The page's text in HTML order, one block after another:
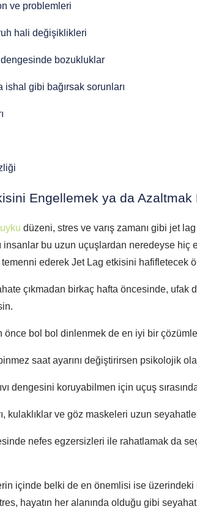
ve problemleri
hali değişiklikleri
dengesinde bozukluklar
ishal gibi bağırsak sorunları
Engellemek ya da Azaltmak
uyku düzeni, stres ve varış zamanı gibi jet
insanlar bu uzun uçuşlardan neredeyse
ederek Jet Lag etkisini hafifletecek
çıkmadan birkaç hafta öncesinde,
önce bol bol dinlenmek de en iyi bir
saat ayarını değiştirirsen psikolojik
dengesini koruyabilmen için uçuş
kulaklıklar ve göz maskeleri uzun
nefes egzersizleri ile rahatlamak da
içinde belki de en önemlisi ise üzerindeki
hayatın her alanında olduğu gibi